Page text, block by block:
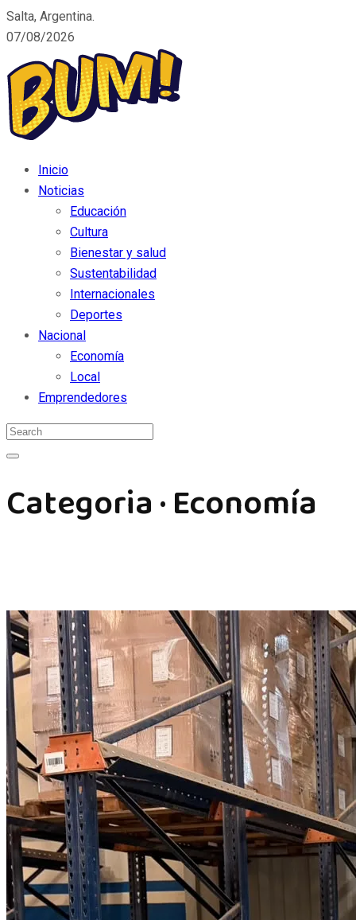
Salta, Argentina.
07/08/2026
Inicio
Noticias
Educación
Cultura
Bienestar y salud
Sustentabilidad
Internacionales
Deportes
Nacional
Economía
Local
Emprendedores
Categoria · Economía